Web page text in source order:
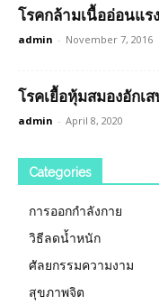
โรคกล้ามเนื้ออ่อนแร
admin - November 7, 2016
โรคเยื้อหุ้มสมองอักเ
admin - April 8, 2020
Categories
การออกกำลังกาย
วิธีลดน้ำหนัก
ศัลยกรรมความงาม
สุขภาพจิต